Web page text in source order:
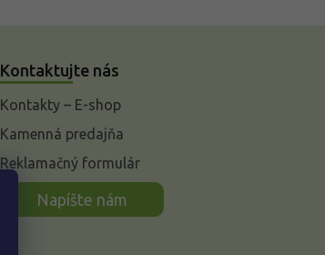
Kontaktujte nás
Kontakty – E-shop
Kamenná predajňa
Reklamačný formulár
Napíšte nám